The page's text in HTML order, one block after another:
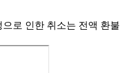
로 인한 취소는 전액 환불